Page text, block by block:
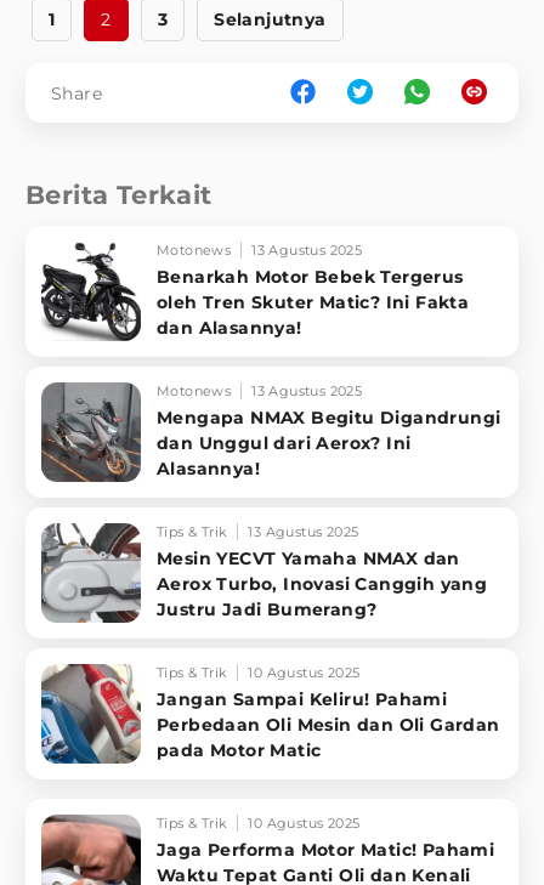
1 2 3 Selanjutnya
Share
Berita Terkait
Motonews 13 Agustus 2025
Benarkah Motor Bebek Tergerus
oleh Tren Skuter Matic? Ini Fakta
dan Alasannya!
Motonews 13 Agustus 2025
Mengapa NMAX Begitu Digandrungi
dan Unggul dari Aerox? Ini
Alasannya!
Tips & Trik 13 Agustus 2025
Mesin YECVT Yamaha NMAX dan
Aerox Turbo, Inovasi Canggih yang
Justru Jadi Bumerang?
Tips & Trik 10 Agustus 2025
Jangan Sampai Keliru! Pahami
Perbedaan Oli Mesin dan Oli Gardan
pada Motor Matic
Tips & Trik 10 Agustus 2025
Jaga Performa Motor Matic! Pahami
Waktu Tepat Ganti Oli dan Kenali